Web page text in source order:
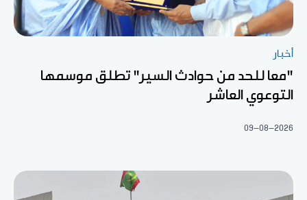
أخبار
"معا للحد من حوادث السير" تطلق موسمها
التوعوي العاشر
09-08-2026